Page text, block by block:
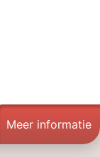
Meer informatie